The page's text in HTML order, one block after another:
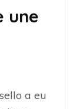
une
a eu